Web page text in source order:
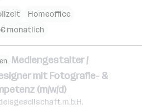
Homeoffice
€ monatlich
Mediengestalter /
mit Fotografie- &
(m/w/d)
m.b.H.